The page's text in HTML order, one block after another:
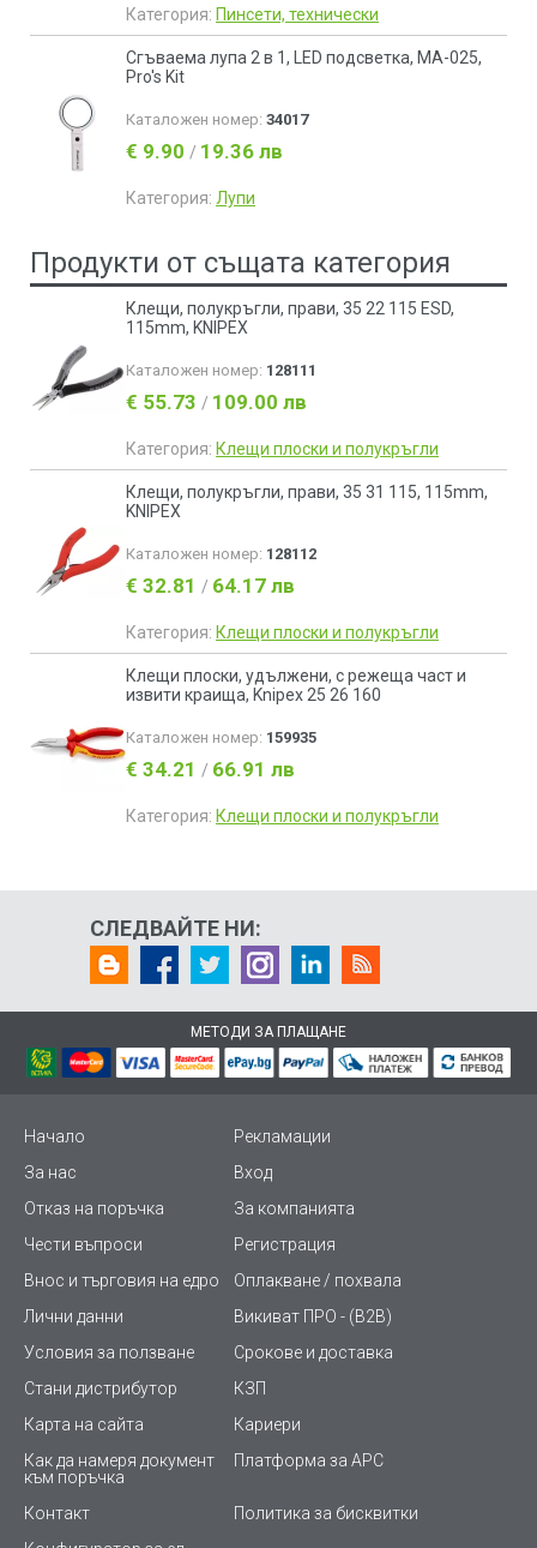
Категория: Пинсети, технически
Сгъваема лупа 2 в 1, LED подсветка, MA-025,
Pro's Kit
Каталожен номер: 34017
€ 9.90 / 19.36 лв
Категория: Лупи
Продукти от същата категория
Клещи, полукръгли, прави, 35 22 115 ESD,
115mm, KNIPEX
Каталожен номер: 128111
€ 55.73 / 109.00 лв
Категория: Клещи плоски и полукръгли
Клещи, полукръгли, прави, 35 31 115, 115mm,
KNIPEX
Каталожен номер: 128112
€ 32.81 / 64.17 лв
Категория: Клещи плоски и полукръгли
Клещи плоски, удължени, с режеща част и
извити краища, Knipex 25 26 160
Каталожен номер: 159935
€ 34.21 / 66.91 лв
Категория: Клещи плоски и полукръгли
СЛЕДВАЙТЕ НИ:
МЕТОДИ ЗА ПЛАЩАНЕ
Начало
Рекламации
За нас
Вход
Отказ на поръчка
За компанията
Чести въпроси
Регистрация
Внос и търговия на едро
Оплакване / похвала
Лични данни
Викиват ПРО - (B2B)
Условия за ползване
Срокове и доставка
Стани дистрибутор
КЗП
Карта на сайта
Кариери
Как да намеря документ
към поръчка
Платформа за AРС
Контакт
Политика за бисквитки